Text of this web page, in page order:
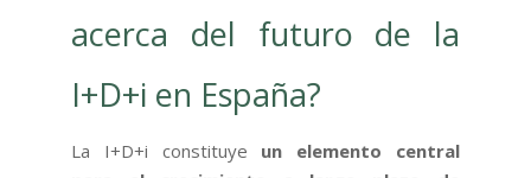
acerca del futuro de la
I+D+i en España?
La I+D+i constituye un elemento central